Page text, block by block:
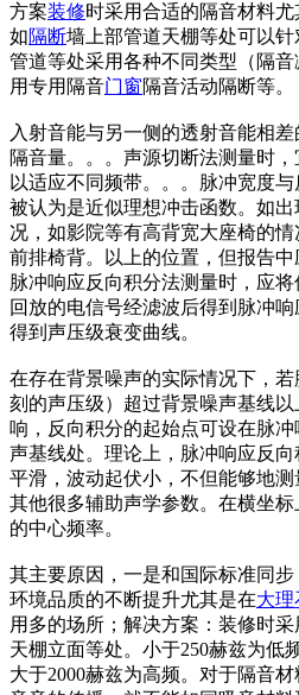
方案装修时采用合适的隔音材料
如隔断墙上部管道天棚等处可以
管道等处采用各种不同类型（隔
用专用隔音门窗隔音活动隔断等。
入射音能与另一侧的透射音能相
隔音量。。。声源切断法测量时
以适应不同频带。。。脉冲宽度
被认为是近似理想冲击函数。如
况，如影院等有高背宽大座椅的
前排椅背。以上的位置，但报告
脉冲响应反向积分法测量时，应
回放的电信号经滤波后得到脉冲
得到声压级衰变曲线。
在存在背景噪声的实际情况下，
刻的声压级）超过背景噪声基线
响，反向积分的起始点可设在脉
声基线处。理论上，脉冲响应反
平滑，波动起伏小，不但能够地
其他很多辅助声学参数。在横坐
的中心频率。
其主要原因，一是和国际标准同
环境品质的不断提升尤其是在大理
用多的场所；解决方案：装修时
天棚立面等处。小于250赫兹为低
大于2000赫兹为高频。对于隔音